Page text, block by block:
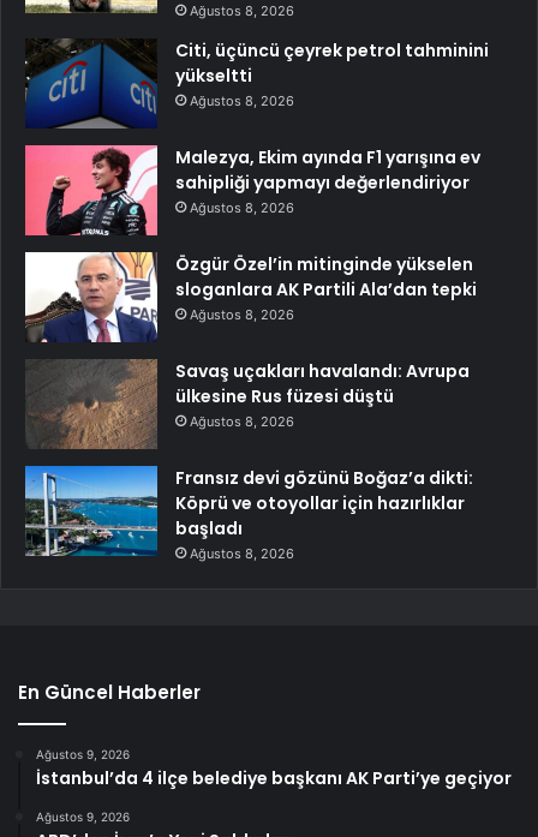
Ağustos 8, 2026
Citi, üçüncü çeyrek petrol tahminini
yükseltti
Ağustos 8, 2026
Malezya, Ekim ayında F1 yarışına ev
sahipliği yapmayı değerlendiriyor
Ağustos 8, 2026
Özgür Özel’in mitinginde yükselen
sloganlara AK Partili Ala’dan tepki
Ağustos 8, 2026
Savaş uçakları havalandı: Avrupa
ülkesine Rus füzesi düştü
Ağustos 8, 2026
Fransız devi gözünü Boğaz’a dikti:
Köprü ve otoyollar için hazırlıklar
başladı
Ağustos 8, 2026
En Güncel Haberler
Ağustos 9, 2026
İstanbul’da 4 ilçe belediye başkanı AK Parti’ye geçiyor
Ağustos 9, 2026